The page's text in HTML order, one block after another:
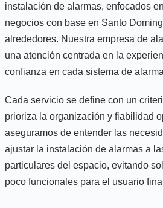
instalación de alarmas, enfocados
negocios con base en Santo
alrededores. Nuestra empresa de
una atención centrada en la
confianza en cada sistema de
Cada servicio se define con un
prioriza la organización y fiabilidad
aseguramos de entender las
ajustar la instalación de alarmas a
particulares del espacio, evitando
poco funcionales para el usuario